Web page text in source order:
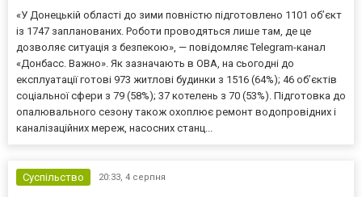
«У Донецькій області до зими повністю підготовлено 1101 об’єкт
із 1747 запланованих. Роботи проводяться лише там, де це
дозволяє ситуація з безпекою», — повідомляє Telegram-канал
«Донбасс. Важно». Як зазначають в ОВА, на сьогодні до
експлуатації готові 973 житлові будинки з 1516 (64%); 46 об’єктів
соціальної сфери з 79 (58%); 37 котелень з 70 (53%). Підготовка до
опалювального сезону також охоплює ремонт водопровідних і
каналізаційних мереж, насосних станц...
Суспільство 20:33, 4 серпня